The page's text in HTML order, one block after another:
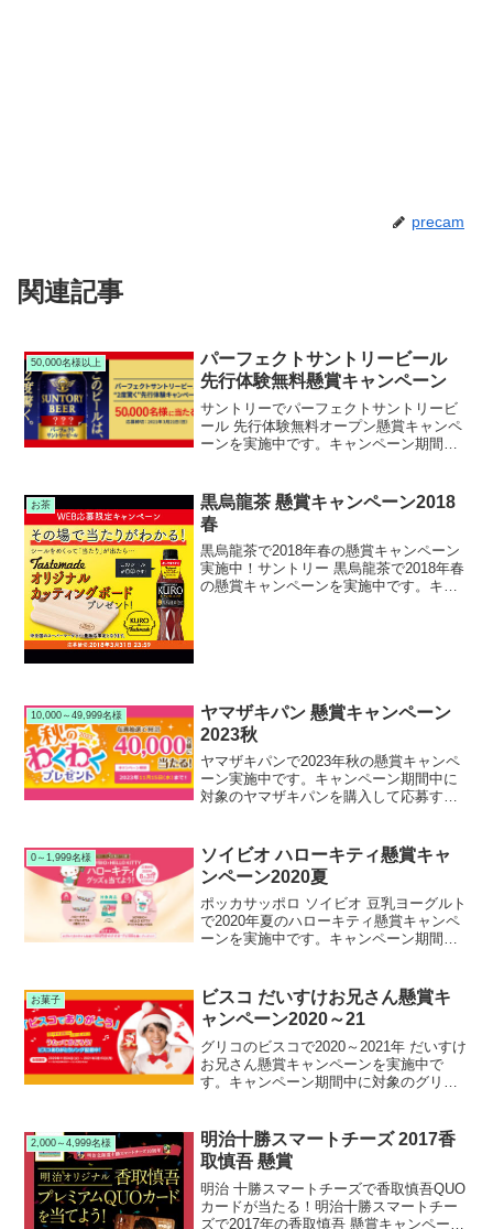
precam
関連記事
50,000名様以上
パーフェクトサントリービール
先行体験無料懸賞キャンペーン
サントリーでパーフェクトサントリービ
ール 先行体験無料オープン懸賞キャンペ
ーンを実施中です。キャンペーン期間中
クトサントリービールが発売先行で当た
ります。
お茶
黒烏龍茶 懸賞キャンペーン2018
春
黒烏龍茶で2018年春の懸賞キャンペーン
実施中！サントリー 黒烏龍茶で2018年春
の懸賞キャンペーンを実施中です。キャ
10,000～49,999名様
ヤマザキパン 懸賞キャンペーン
2023秋
ヤマザキパンで2023年秋の懸賞キャンペ
ーン実施中です。キャンペーン期間中に
対象のヤマザキパンを購入して応募する
0～1,999名様
ソイビオ ハローキティ懸賞キャ
ンペーン2020夏
ポッカサッポロ ソイビオ 豆乳ヨーグルト
で2020年夏のハローキティ懸賞キャンペ
ーンを実施中です。キャンペーン期間中
400名様にハローキティオリジナル ヨー
グルトボウルやぬいぐるみ、QUOカード
が当たります。
お菓子
ビスコ だいすけお兄さん懸賞キ
ャンペーン2020～21
グリコのビスコで2020～2021年 だいすけ
お兄さん懸賞キャンペーンを実施中で
す。キャンペーン期間中に対象のグリコ
グ」限定フルバージョン動画が見られま
す。
2,000～4,999名様
明治十勝スマートチーズ 2017香
取慎吾 懸賞
明治 十勝スマートチーズで香取慎吾QUO
カードが当たる！明治十勝スマートチー
ズで2017年の香取慎吾 懸賞キャンペーン